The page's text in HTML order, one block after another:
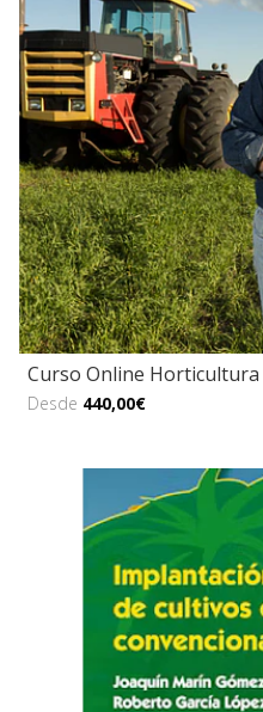
Curso Online Horticultura
Desde 440,00€